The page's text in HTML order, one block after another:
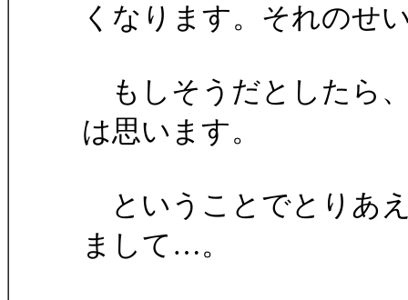
くなります。それのせ
もしそうだとしたら
は思います。
ということでとりあ
まして…。